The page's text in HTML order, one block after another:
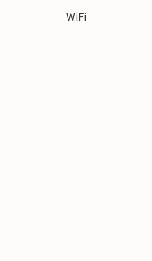
WiFi